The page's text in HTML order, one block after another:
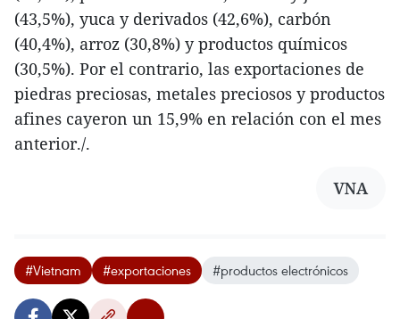
(43,5%), yuca y derivados (42,6%), carbón
(40,4%), arroz (30,8%) y productos químicos
(30,5%). Por el contrario, las exportaciones de
piedras preciosas, metales preciosos y productos
afines cayeron un 15,9% en relación con el mes
anterior./.
VNA
#Vietnam #exportaciones #productos electrónicos